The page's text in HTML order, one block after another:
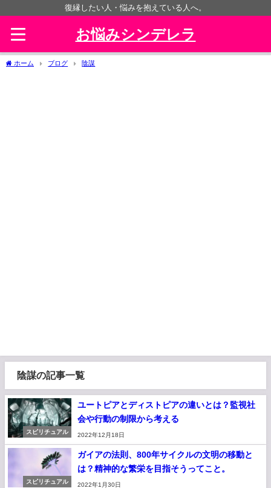
復縁したい人・悩みを抱えている人へ。
お悩みシンデレラ
ホーム ブログ 陰謀
陰謀の記事一覧
スピリチュアル
ユートピアとディストピアの違いとは？監視社
会や行動の制限から考える
2022年12月18日
スピリチュアル
ガイアの法則、800年サイクルの文明の移動と
は？精神的な繁栄を目指そうってこと。
2022年1月30日